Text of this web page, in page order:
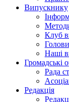
Випускнику
Клуб
Наші
Громадські
Рада
Редакція